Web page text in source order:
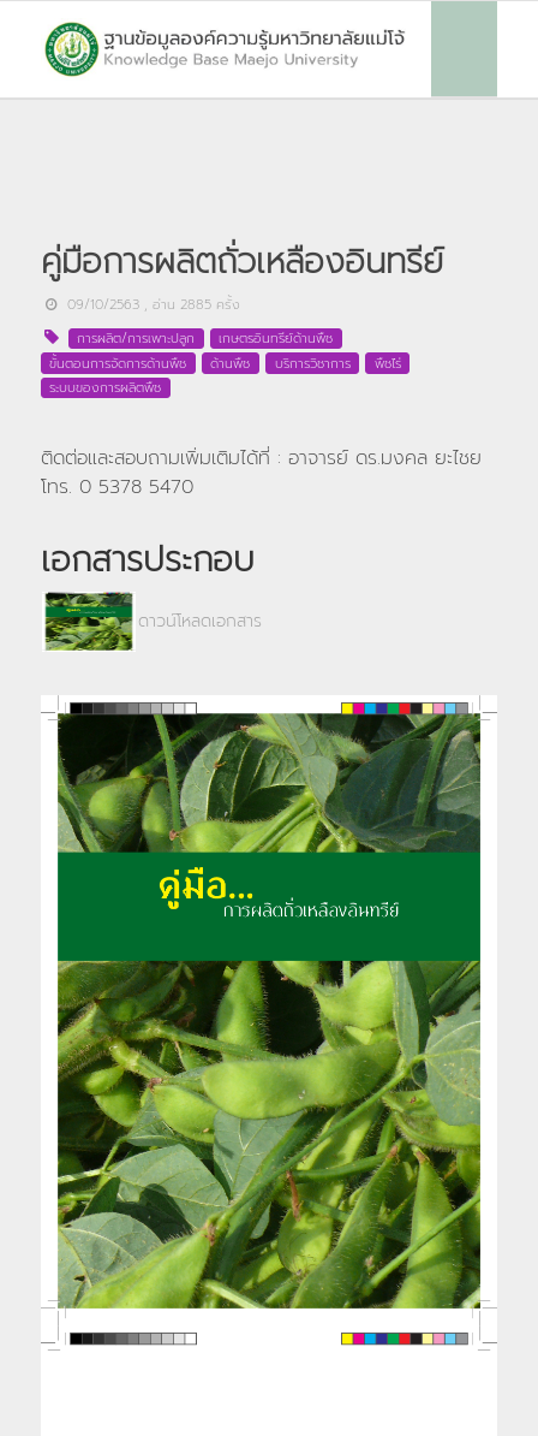
คู่มือการผลิตถั่วเหลืองอินทรีย์
09/10/2563, อ่าน 2885ครั้ง
การผลิต/การเพาะปลูก
เกษตรอินทรีย์ด้านพืช
ขั้นตอนการจัดการด้านพืช
ด้านพืช บริการวิชาการ
พืชไร่
ระบบของการผลิตพืช
ติดต่อและสอบถามเพิ่มเติมได้ที่ : อาจารย์ ดร.มงคล ยะไชย
โทร. 0 5378 5470
เอกสารประกอบ
ดาวน์โหลดเอกสาร